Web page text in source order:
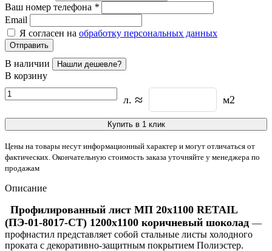
Ваш номер телефона *
Email
Я согласен на обработку персональных данных
Отправить
В наличии Нашли дешевле?
В корзину
л. ≈ м2
Купить в 1 клик
Цены на товары несут информационный характер и могут отличаться от
фактических. Окончательную стоимость заказа уточняйте у менеджера по
продажам
Описание
Профилированный лист МП 20х1100 RETAIL
(ПЭ-01-8017-СТ) 1200х1100 коричневый шоколад —
профнастил представляет собой стальные листы холодного
проката с декоративно-защитным покрытием Полиэстер.